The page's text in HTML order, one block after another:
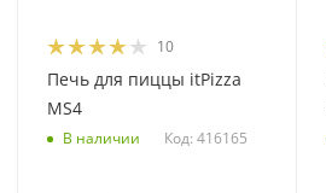
10
Печь для пиццы itPizza
MS4
В наличии Код: 416165